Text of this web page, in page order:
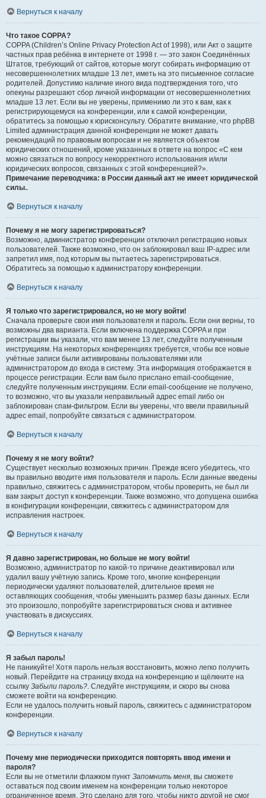
Вернуться к началу
Что такое COPPA?
COPPA (Children’s Online Privacy Protection Act of 1998), или Акт о защите
частных прав ребёнка в интернете от 1998 г. — это закон Соединённых
Штатов, требующий от сайтов, которые могут собирать информацию от
несовершеннолетних младше 13 лет, иметь на это письменное согласие
родителей. Допустимо наличие иного вида подтверждения того, что
опекуны разрешают сбор личной информации от несовершеннолетних
младше 13 лет. Если вы не уверены, применимо ли это к вам, как к
регистрирующемуся на конференции, или к самой конференции,
обратитесь за помощью к юрисконсульту. Обратите внимание, что phpBB
Limited администрация данной конференции не может давать
рекомендаций по правовым вопросам и не является объектом
юридических отношений, кроме указанных в ответе на вопрос «С кем
можно связаться по вопросу некорректного использования и/или
юридических вопросов, связанных с этой конференцией?».
Примечание переводчика: в России данный акт не имеет юридической
силы..
Вернуться к началу
Почему я не могу зарегистрироваться?
Возможно, администратор конференции отключил регистрацию новых
пользователей. Также возможно, что он заблокировал ваш IP-адрес или
запретил имя, под которым вы пытаетесь зарегистрироваться.
Обратитесь за помощью к администратору конференции.
Вернуться к началу
Я только что зарегистрировался, но не могу войти!
Сначала проверьте свои имя пользователя и пароль. Если они верны, то
возможны два варианта. Если включена поддержка COPPA и при
регистрации вы указали, что вам менее 13 лет, следуйте полученным
инструкциям. На некоторых конференциях требуется, чтобы все новые
учётные записи были активированы пользователями или
администратором до входа в систему. Эта информация отображается в
процессе регистрации. Если вам было прислано email-сообщение,
следуйте полученным инструкциям. Если email-сообщение не получено,
то возможно, что вы указали неправильный адрес email либо он
заблокирован спам-фильтром. Если вы уверены, что ввели правильный
адрес email, попробуйте связаться с администратором.
Вернуться к началу
Почему я не могу войти?
Существует несколько возможных причин. Прежде всего убедитесь, что
вы правильно вводите имя пользователя и пароль. Если данные введены
правильно, свяжитесь с администратором, чтобы проверить, не был ли
вам закрыт доступ к конференции. Также возможно, что допущена ошибка
в конфигурации конференции, свяжитесь с администратором для
исправления настроек.
Вернуться к началу
Я давно зарегистрирован, но больше не могу войти!
Возможно, администратор по какой-то причине деактивировал или
удалил вашу учётную запись. Кроме того, многие конференции
периодически удаляют пользователей, длительное время не
оставляющих сообщения, чтобы уменьшить размер базы данных. Если
это произошло, попробуйте зарегистрироваться снова и активнее
участвовать в дискуссиях.
Вернуться к началу
Я забыл пароль!
Не паникуйте! Хотя пароль нельзя восстановить, можно легко получить
новый. Перейдите на страницу входа на конференцию и щёлкните на
ссылку Забыли пароль?. Следуйте инструкциям, и скоро вы снова
сможете войти на конференцию.
Если не удалось получить новый пароль, свяжитесь с администратором
конференции.
Вернуться к началу
Почему мне периодически приходится повторять ввод имени и
пароля?
Если вы не отметили флажком пункт Запомнить меня, вы сможете
оставаться под своим именем на конференции только некоторое
ограниченное время. Это сделано для того, чтобы никто другой не смог